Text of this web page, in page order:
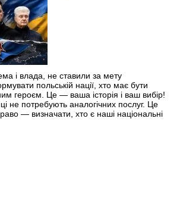
і влада, не ставили за мету
польській нації, хто має бути
героєм. Це — ваша історія і ваш вибір!
не потребують аналогічних послуг. Це
— визначати, хто є наші національні